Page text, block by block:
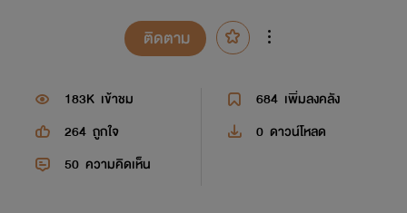
ติดตาม
183K เข้าชม 684 เพิ่มลงคลัง
264 ถูกใจ 0 ดาวน์โหลด
50 ความคิดเห็น